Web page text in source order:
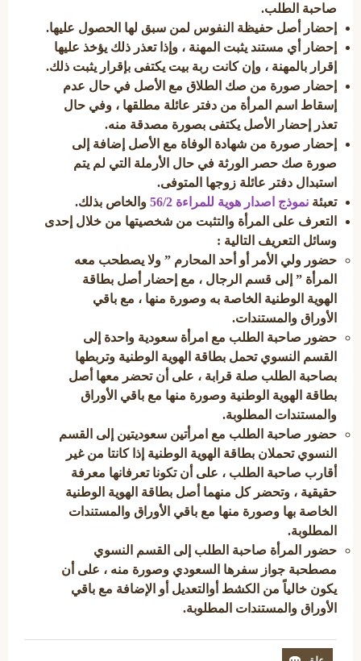
صاحبة الطلب.
إحضار أصل حفيظة النفوس لمن سبق لها الحصول عليها.
إحضار أي مستند يثبت المهنة ، وإذا تعذر ذلك يؤخذ عليها
إقرار بالمهنة ، وإن كانت ربة بيت يكتفى بإقرار يثبت ذلك.
إحضار صورة من صك الطلاق مع الأصل في حال عدم
إسقاط اسم المرأة من دفتر عائلة مطلقها ، وفي حال
تعذر إحضار الأصل يكتفى بصورة مصدقة منه.
إحضار صورة من شهادة الوفاة مع الأصل إضافة إلى
صورة صك حصر الورثة في حال الأرملة التي لم يتم
استبدال دفتر عائلة زوجها المتوفى.
تعبئة نموذج اصدار هوية للمراءة 56/2
والخاص بذلك.
التعرف على المرأة والتثبت من شخصيتها من خلال إحدى
وسائل التعريف التالية :
حضور ولي الأمر أو أحد المحارم ” ولا يصطحب معه
المرأة ” إلى قسم الرجال ، مع إحضار أصل بطاقة
الهوية الوطنية الخاصة به وصورة منها ، مع باقي
الأوراق والمستندات.
حضور صاحبة الطلب مع امرأة سعودية واحدة إلى
القسم النسوي تحمل بطاقة الهوية الوطنية وتربطها
بصاحبة الطلب صلة قرابة ، على أن تحضر معها أصل
بطاقة الهوية الوطنية وصورة منها مع باقي الأوراق
والمستندات المطلوبة.
حضور صاحبة الطلب مع امرأتين سعوديتين إلى القسم
النسوي تحملان بطاقة الهوية الوطنية إذا كانتا من غير
أقارب صاحبة الطلب ، على أن تكونا تعرفانها معرفة
حقيقية ، وتحضر كل منهما أصل بطاقة الهوية الوطنية
الخاصة بها وصورة منها مع باقي الأوراق والمستندات
المطلوبة.
حضور المرأة صاحبة الطلب إلى القسم النسوي
مصطحبة جواز سفرها السعودي وصورة منه ، على أن
يكون خالياً من الكشط أوالتعديل أو الإضافة مع باقي
الأوراق والمستندات المطلوبة.